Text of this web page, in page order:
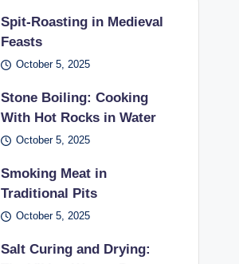
Spit-Roasting in Medieval
Feasts
October 5, 2025
Stone Boiling: Cooking
With Hot Rocks in Water
October 5, 2025
Smoking Meat in
Traditional Pits
October 5, 2025
Salt Curing and Drying: